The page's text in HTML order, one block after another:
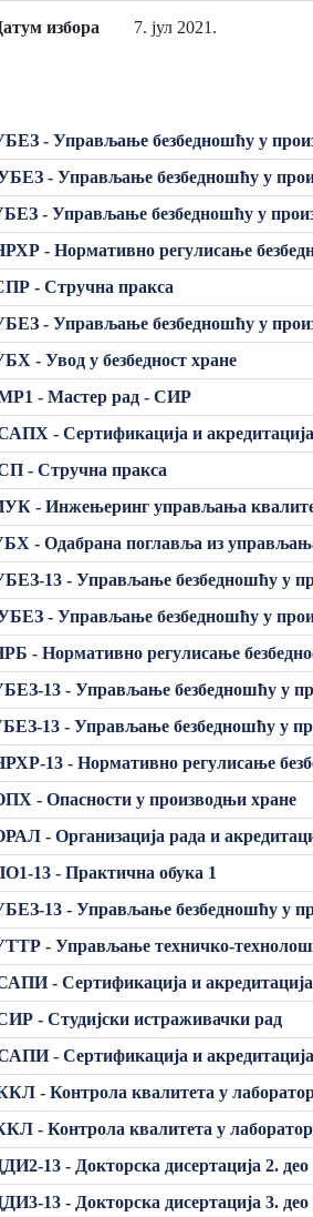
избора 7. јул 2021.
- Управљање безбедношћу у
- Управљање безбедношћу у
- Управљање безбедношћу у
- Нормативно регулисање
- Стручна пракса
- Управљање безбедношћу у
- Увод у безбедност хране
- Мастер рад - СИР
- Сертификација и
- Стручна пракса
- Инжењеринг управљања
- Одабрана поглавља из
13 - Управљање безбедношћу у
- Управљање безбедношћу у
- Нормативно регулисање
13 - Управљање безбедношћу у
13 - Управљање безбедношћу у
13 - Нормативно регулисање
- Опасности у производњи хране
- Организација рада и
13 - Практична обука 1
13 - Управљање безбедношћу у
- Управљање техничко-
- Сертификација и акредитација
- Студијски истраживачки рад
- Сертификација и акредитација
- Контрола квалитета у
- Контрола квалитета у
13 - Докторска дисертација 2. део
13 - Докторска дисертација 3. део